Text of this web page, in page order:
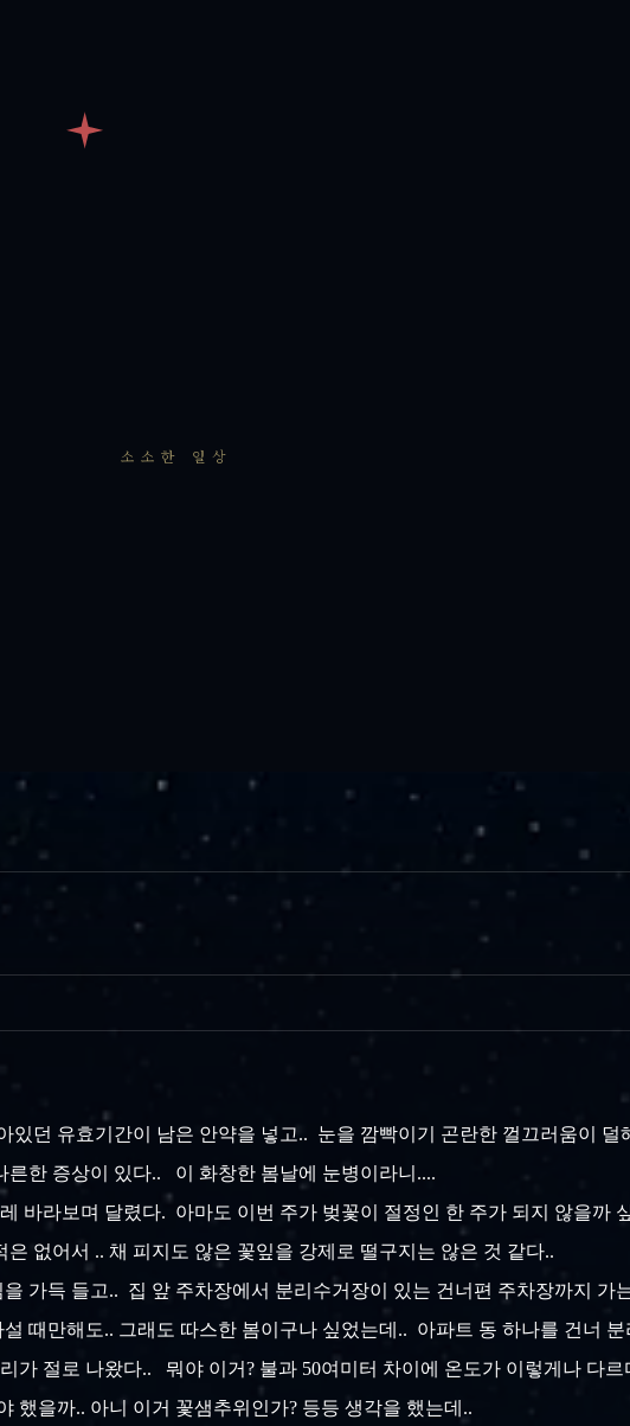
소소한 일상
던 유효기간이 남은 안약을 넣고.. 눈을 깜빡이기 곤란한 껄끄러움이 덜
한 증상이 있다.. 이 화창한 봄날에 눈병이라니....
바라보며 달렸다. 아마도 이번 주가 벚꽃이 절정인 한 주가 되지 않을까
없어서 .. 채 피지도 않은 꽃잎을 강제로 떨구지는 않은 것 같다..
가득 들고.. 집 앞 주차장에서 분리수거장이 있는 건너편 주차장까지 가
때만해도.. 그래도 따스한 봄이구나 싶었는데.. 아파트 동 하나를 건너 분
가 절로 나왔다.. 뭐야 이거? 불과 50여미터 차이에 온도가 이렇게나 다르
했을까.. 아니 이거 꽃샘추위인가? 등등 생각을 했는데..